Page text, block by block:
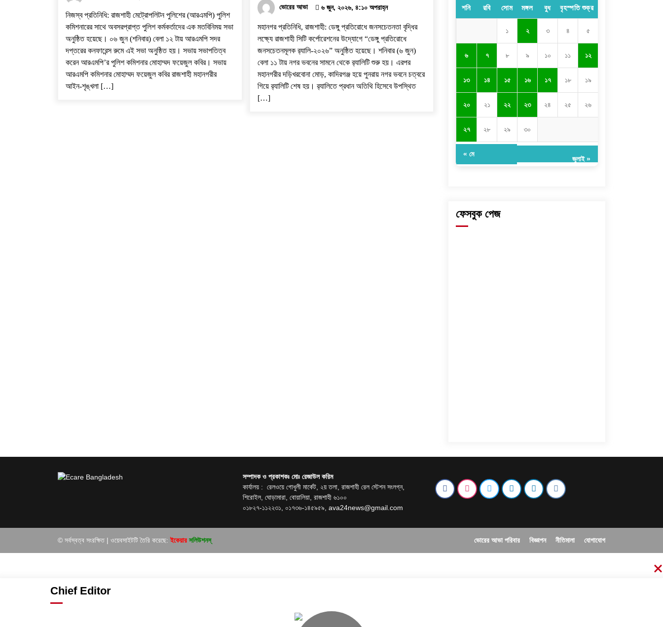
নিজস্ব প্রতিনিধি: রাজশাহী মেট্রোপলিটন পুলিশের (আরএমপি) পুলিশ
কমিশনারের সাথে অবসরপ্রাপ্ত পুলিশ কর্মকর্তাদের এক মতবিনিময় সভা
অনুষ্ঠিত হয়েছে। ০৬ জুন (শনিবার) বেলা ১২ টায় আরএমপি সদর
দপ্তরের কনফারেন্স রুমে এই সভা অনুষ্ঠিত হয়। ​সভায় সভাপতিত্ব
করেন আরএমপি’র পুলিশ কমিশনার মোহাম্মদ ফয়েজুল কবির। ​সভায়
আরএমপি কমিশনার মোহাম্মদ ফয়েজুল কবির রাজশাহী মহানগরীর
আইন-শৃঙ্খলা […]
ভোরের আভা ৬ জুন, ২০২৬, ৪:১০ অপরাহ্ন
মহানগর প্রতিনিধি, রাজশাহী: ডেঙ্গু প্রতিরোধে জনসচেতনতা বৃদ্ধির
লক্ষ্যে রাজশাহী সিটি কর্পোরেশনের উদ্যোগে “ডেঙ্গু প্রতিরোধে
জনসচেতনমূলক র‌্যালি-২০২৬” অনুষ্ঠিত হয়েছে। শনিবার (৬ জুন)
বেলা ১১ টায় নগর ভবনের সামনে থেকে র‌্যালিটি শুরু হয়। এরপর
মহানগরীর দড়িখরবোনা মোড়, কাদিরগঞ্জ হয়ে পুনরায় নগর ভবনে চত্বরে
গিয়ে র‌্যালিটি শেষ হয়। র‌্যালিতে প্রধান অতিথি হিসেবে উপস্থিত
[…]
শনি রবি সোম মঙ্গল বুধ বৃহস্পতি শুক্র
১ ২ ৩ ৪ ৫
৬ ৭ ৮ ৯ ১০ ১১ ১২
১৩ ১৪ ১৫ ১৬ ১৭ ১৮ ১৯
২০ ২১ ২২ ২৩ ২৪ ২৫ ২৬
২৭ ২৮ ২৯ ৩০
« মে
জুলাই »
ফেসবুক পেজ
সম্পাদক ও প্রকাশকঃ মোঃ রেজাউল করিম
কার্যালয় : রেলওয়ে গোধুলী মার্কেট, ২য় তলা, রাজশাহী রেল স্টেশন সংলগ্ন,
শিরোইল, ঘোড়ামারা, বোয়ালিয়া, রাজশাহী ৬১০০
০১৮২৭-১১২২৩১, ০১৭৩৬-১৪৫৯৫৯, ava24news@gmail.com
© সর্বস্বত্ব সংরক্ষিত | ওয়েবসাইটটি তৈরি করেছে:ইকেয়ার সলিউশনস্ ভোরের আভা পরিবার বিজ্ঞাপন নীতিমালা যোগাযোগ
Chief Editor